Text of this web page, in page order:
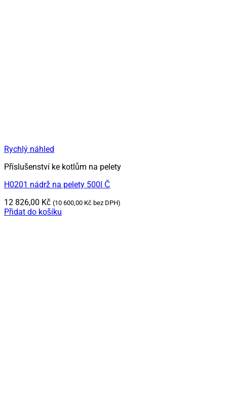
Rychlý náhled
Příslušenství ke kotlům na pelety
H0201 nádrž na pelety 500l Č
12 826,00 Kč (10 600,00 Kč bez DPH)
Přidat do košíku